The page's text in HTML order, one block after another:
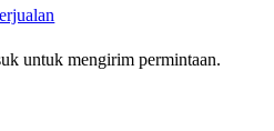
untuk mengirim permintaan.